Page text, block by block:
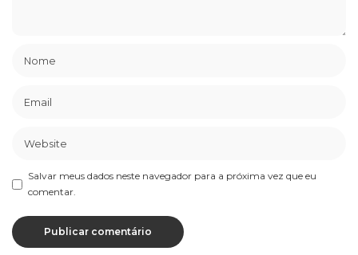
Salvar meus dados neste navegador para a próxima vez que eu
comentar.